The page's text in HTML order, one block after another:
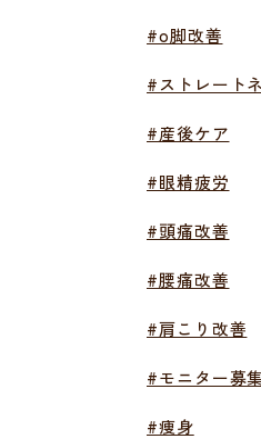
#o脚改善
#ストレート
#産後ケア
#眼精疲労
#頭痛改善
#腰痛改善
#肩こり改善
#モニター募集
#痩身